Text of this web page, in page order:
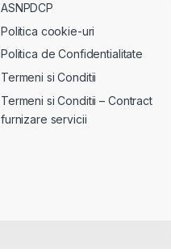
ASNPDCP
Politica cookie-uri
Politica de Confidentialitate
Termeni si Conditii
Termeni si Conditii – Contract
furnizare servicii